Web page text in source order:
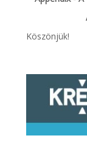
Köszönjük!